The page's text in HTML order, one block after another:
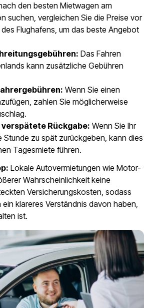
den besten Mietwagen am
suchen, vergleichen Sie die Preise vor
Flughafens, um das beste Angebot
Das Fahren
kann zusätzliche Gebühren
Wenn Sie einen
zahlen Sie möglicherweise
Rückgabe: Wenn Sie Ihr
Stunde zu spät zurückgeben, kann dies
Tagesmiete führen.
Lokale Autovermietungen wie Motor-
Wahrscheinlichkeit keine
Versicherungskosten, sodass
klareres Verständnis davon haben,
ist.